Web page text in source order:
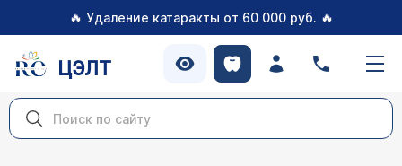
🔥 Удаление катаракты от 60 000 руб. 🔥
ЦЭЛТ